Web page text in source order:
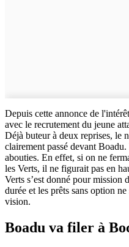
Depuis cette annonce de
avec le recrutement du jeune
Déjà buteur à deux reprises, le
clairement passé devant
abouties. En effet, si on ne
les Verts, il ne figurait pas en
Verts s’est donné pour mission
durée et les prêts sans option
vision.
Boadu va filer à